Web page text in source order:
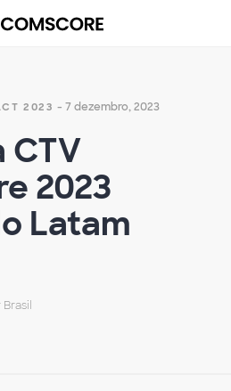
2023 - 7 dezembro, 2023
CTV
2023
Latam